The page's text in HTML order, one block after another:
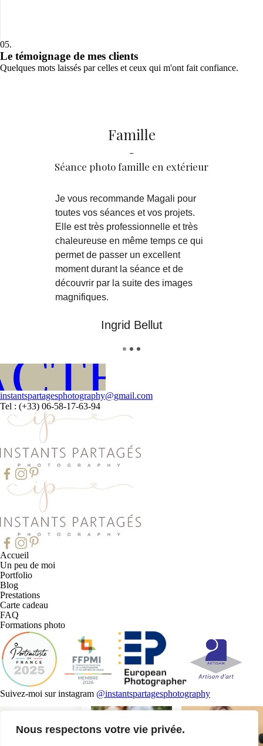
Nous respectons votre vie privée.
05.
Le témoignage de mes clients
Quelques mots laissés par celles et ceux qui m'ont fait confiance.
Famille
-
Séance photo famille en extérieur
Je vous recommande Magali pour
toutes vos séances et vos projets.
Elle est très professionnelle et très
chaleureuse en même temps ce qui
permet de passer un excellent
moment durant la séance et de
découvrir par la suite des images
magnifiques.
Ingrid Bellut
instantspartagesphotography@gmail.com
Tel : (+33) 06-58-17-63-94
Accueil
Un peu de moi
Portfolio
Blog
Prestations
Carte cadeau
FAQ
Formations photo
Suivez-moi sur instagram @instantspartagesphotography